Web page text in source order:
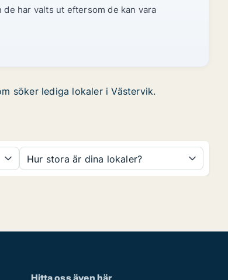
har valts ut eftersom de kan vara
söker lediga lokaler i Västervik.
Hur stora är dina lokaler?
Hitta oss även här